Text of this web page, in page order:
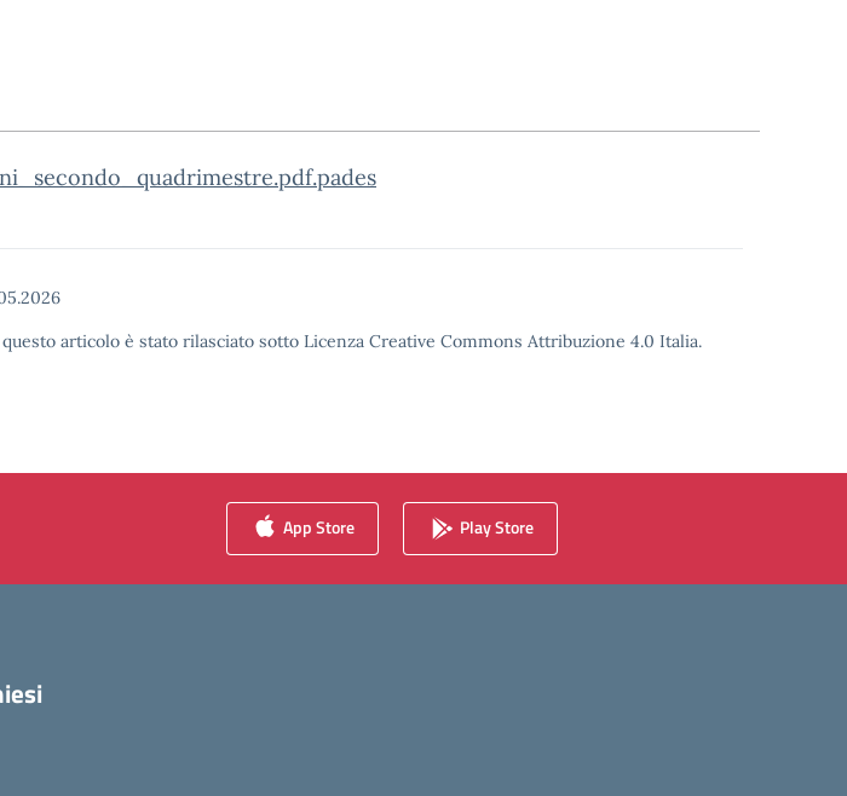
articolo è stato rilasciato sotto Licenza Creative Commons Attribuzione 4.0 Italia.
App Store Play Store